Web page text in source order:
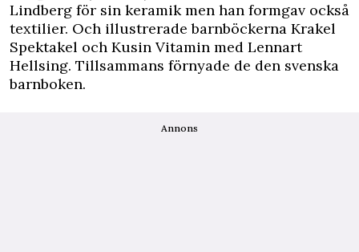
Lindberg för sin keramik men han formgav också
textilier. Och illustrerade barnböckerna Krakel
Spektakel och Kusin Vitamin med Lennart
Hellsing. Tillsammans förnyade de den svenska
barnboken.
Annons